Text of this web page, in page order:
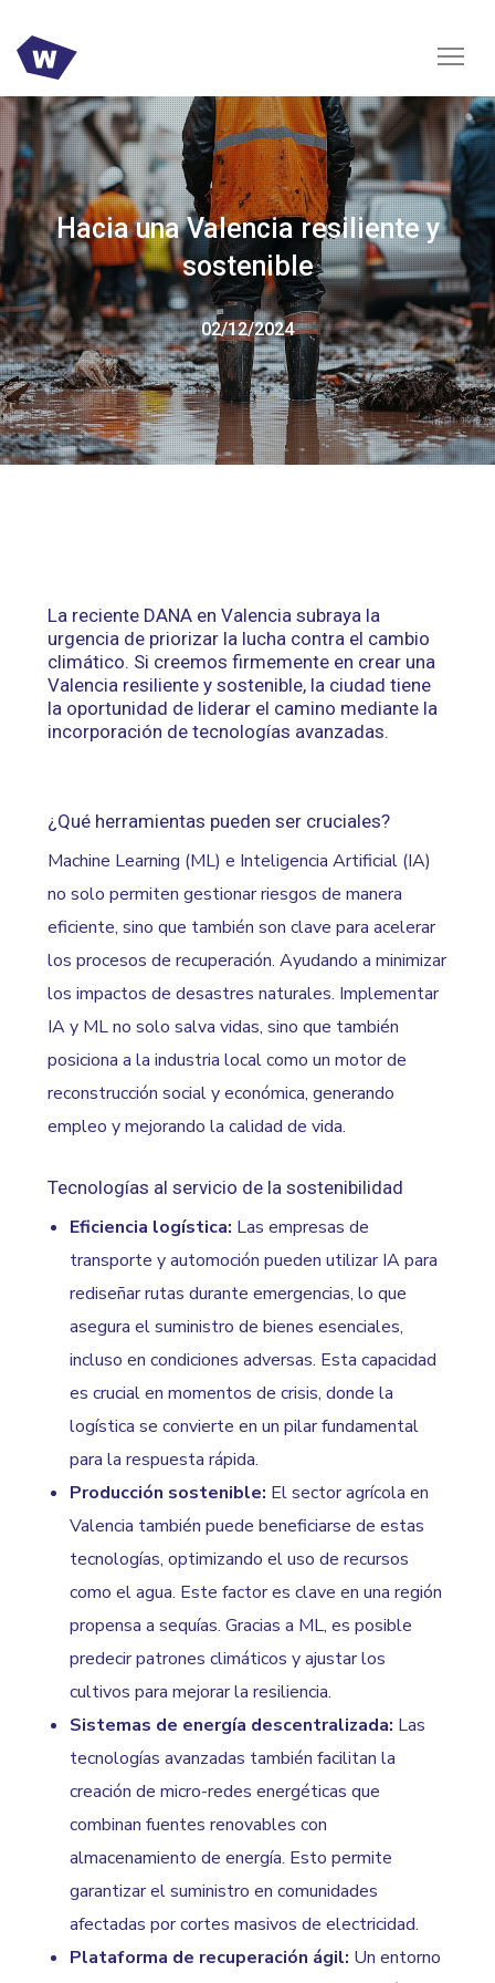
Hacia una Valencia resiliente y
sostenible
02/12/2024
La reciente DANA en Valencia subraya la
urgencia de priorizar la lucha contra el cambio
climático. Si creemos firmemente en crear una
Valencia resiliente y sostenible, la ciudad tiene
la oportunidad de liderar el camino mediante la
incorporación de tecnologías avanzadas.
¿Qué herramientas pueden ser cruciales?
Machine Learning (ML) e Inteligencia Artificial (IA)
no solo permiten gestionar riesgos de manera
eficiente, sino que también son clave para acelerar
los procesos de recuperación. Ayudando a minimizar
los impactos de desastres naturales. Implementar
IA y ML no solo salva vidas, sino que también
posiciona a la industria local como un motor de
reconstrucción social y económica, generando
empleo y mejorando la calidad de vida.
Tecnologías al servicio de la sostenibilidad
Eficiencia logística: Las empresas de
transporte y automoción pueden utilizar IA para
rediseñar rutas durante emergencias, lo que
asegura el suministro de bienes esenciales,
incluso en condiciones adversas. Esta capacidad
es crucial en momentos de crisis, donde la
logística se convierte en un pilar fundamental
para la respuesta rápida.
Producción sostenible: El sector agrícola en
Valencia también puede beneficiarse de estas
tecnologías, optimizando el uso de recursos
como el agua. Este factor es clave en una región
propensa a sequías. Gracias a ML, es posible
predecir patrones climáticos y ajustar los
cultivos para mejorar la resiliencia.
Sistemas de energía descentralizada: Las
tecnologías avanzadas también facilitan la
creación de micro-redes energéticas que
combinan fuentes renovables con
almacenamiento de energía. Esto permite
garantizar el suministro en comunidades
afectadas por cortes masivos de electricidad.
Plataforma de recuperación ágil: Un entorno